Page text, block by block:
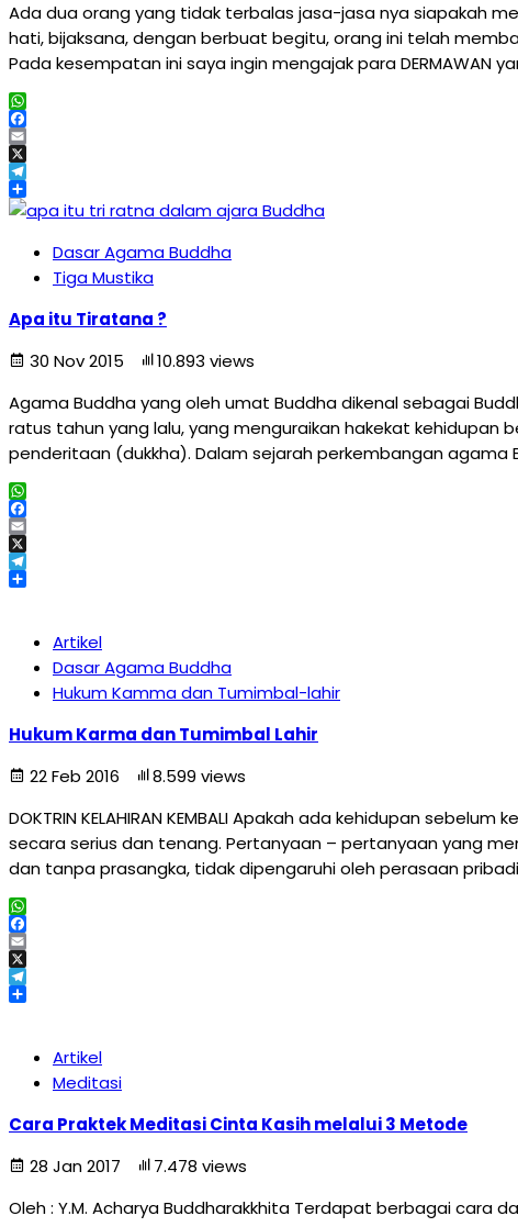
Ada dua orang yang tidak terbalas jasa-jasa nya siapakah
hati, bijaksana, dengan berbuat begitu, orang ini telah
Pada kesempatan ini saya ingin mengajak para DERMAWAN
WhatsApp
Facebook
Email
X
Telegram
Share
Dasar Agama Buddha
Tiga Mustika
Apa itu Tiratana ?
30 Nov 2015
10.893 views
Agama Buddha yang oleh umat Buddha dikenal sebagai
ratus tahun yang lalu, yang menguraikan hakekat
penderitaan (dukkha). Dalam sejarah perkembangan agama
WhatsApp
Facebook
Email
X
Telegram
Artikel
Dasar Agama Buddha
Hukum Kamma dan Tumimbal-lahir
Hukum Karma dan Tumimbal Lahir
22 Feb 2016
8.599 views
DOKTRIN KELAHIRAN KEMBALI Apakah ada kehidupan
secara serius dan tenang. Pertanyaan – pertanyaan yang
dan tanpa prasangka, tidak dipengaruhi oleh perasaan
WhatsApp
Facebook
Email
X
Telegram
Artikel
Meditasi
Cara Praktek Meditasi Cinta Kasih melalui 3 Metode
28 Jan 2017
7.478 views
Oleh : Y.M. Acharya Buddharakkhita Terdapat berbagai cara